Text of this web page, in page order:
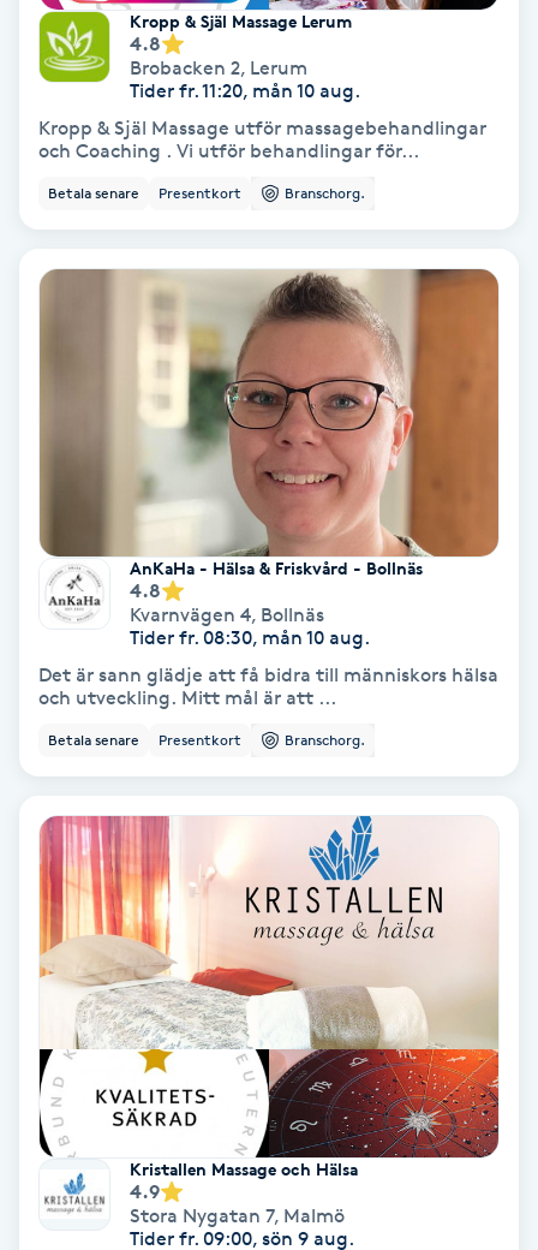
Klippning
Klippning & Slingor
Klippning ungdom
Kosmetisk tatuering
Kroppsinpackning
Kroppspeeling
Käkledsbehandling
Kärlbehandling
Laserbehandling
Lashlift Keratin
LED-ljusterapi
Liktornar
LPG
LPG-behandling
LPG-massage
Luggklippning
Kropp & Själ Massage Lerum
4.8
Brobacken 2, Lerum
Tider fr. 11:20, mån 10 aug.
Kropp & Själ Massage utför massagebehandlingar
och Coaching . Vi utför behandlingar för...
Betala senare Presentkort Branschorg.
AnKaHa - Hälsa & Friskvård - Bollnäs
4.8
Kvarnvägen 4, Bollnäs
Tider fr. 08:30, mån 10 aug.
Det är sann glädje att få bidra till människors hälsa
och utveckling. Mitt mål är att ...
Betala senare Presentkort Branschorg.
Kristallen Massage och Hälsa
4.9
Stora Nygatan 7, Malmö
Tider fr. 09:00, sön 9 aug.